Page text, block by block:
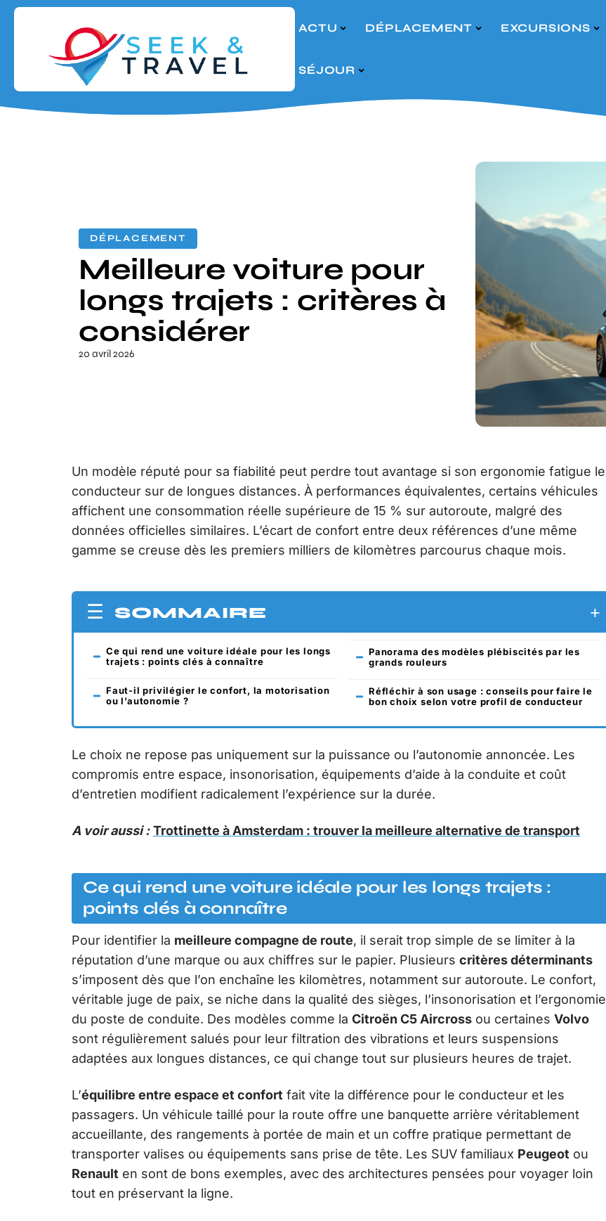
ACTU DÉPLACEMENT EXCURSIONS
SÉJOUR
DÉPLACEMENT
Meilleure voiture pour
longs trajets : critères à
considérer
20 avril 2026
Un modèle réputé pour sa fiabilité peut perdre tout avantage si son ergonomie fatigue le
conducteur sur de longues distances. À performances équivalentes, certains véhicules
affichent une consommation réelle supérieure de 15 % sur autoroute, malgré des
données officielles similaires. L’écart de confort entre deux références d’une même
gamme se creuse dès les premiers milliers de kilomètres parcourus chaque mois.
SOMMAIRE
Ce qui rend une voiture idéale pour les longs
trajets : points clés à connaître
Faut-il privilégier le confort, la motorisation
ou l’autonomie ?
Panorama des modèles plébiscités par les
grands rouleurs
Réfléchir à son usage : conseils pour faire le
bon choix selon votre profil de conducteur
Le choix ne repose pas uniquement sur la puissance ou l’autonomie annoncée. Les
compromis entre espace, insonorisation, équipements d’aide à la conduite et coût
d’entretien modifient radicalement l’expérience sur la durée.
A voir aussi : Trottinette à Amsterdam : trouver la meilleure alternative de transport
Ce qui rend une voiture idéale pour les longs trajets :
points clés à connaître
Pour identifier la meilleure compagne de route, il serait trop simple de se limiter à la
réputation d’une marque ou aux chiffres sur le papier. Plusieurs critères déterminants
s’imposent dès que l’on enchaîne les kilomètres, notamment sur autoroute. Le confort,
véritable juge de paix, se niche dans la qualité des sièges, l’insonorisation et l’ergonomie
du poste de conduite. Des modèles comme la Citroën C5 Aircross ou certaines Volvo
sont régulièrement salués pour leur filtration des vibrations et leurs suspensions
adaptées aux longues distances, ce qui change tout sur plusieurs heures de trajet.
L’équilibre entre espace et confort fait vite la différence pour le conducteur et les
passagers. Un véhicule taillé pour la route offre une banquette arrière véritablement
accueillante, des rangements à portée de main et un coffre pratique permettant de
transporter valises ou équipements sans prise de tête. Les SUV familiaux Peugeot ou
Renault en sont de bons exemples, avec des architectures pensées pour voyager loin
tout en préservant la ligne.